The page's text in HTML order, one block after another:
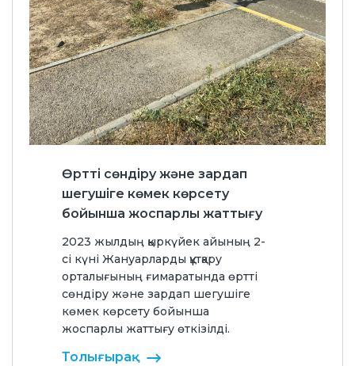
Өртті сөндіру және зардап
шегушіге көмек көрсету
бойынша жоспарлы жаттығу
2023 жылдың қыркүйек айының 2-
сі күні Жануарларды құтқару
орталығының ғимаратында өртті
сөндіру және зардап шегушіге
көмек көрсету бойынша
жоспарлы жаттығу өткізілді.
Толығырақ